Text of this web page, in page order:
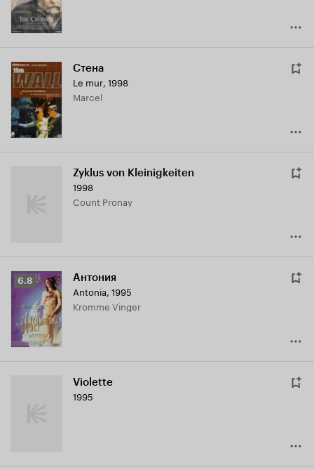
Стена
Le mur, 1998
Marcel
Zyklus von Kleinigkeiten
1998
Count Pronay
Рейтинг
Кинопоиска
6.8
6.8 Антония
Antonia, 1995
Kromme Vinger
Violette
1995